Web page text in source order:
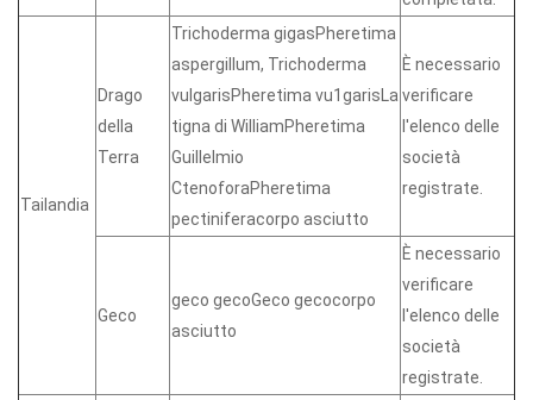
Tailandia
Drago
della
Terra
Trichoderma gigasPheretima
aspergillum, Trichoderma
vulgarisPheretima vu1garisLa
tigna di WilliamPheretima
Guillelmio
CtenoforaPheretima
pectiniferacorpo asciutto
È necessario
verificare
l'elenco delle
società
registrate.
Geco
geco gecoGeco gecocorpo
asciutto
È necessario
verificare
l'elenco delle
società
registrate.